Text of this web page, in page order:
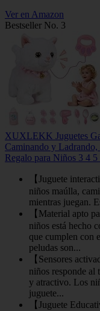
Ver en Amazon
Bestseller No. 3
XUXLEKK Juguetes
Caminando y Ladrando,
Regalo para Niños 3 4
【Juguete
niños maúlla,
mientras juegan.
【Material apto
niños está hecho
que cumplen con
peludas son...
【Sensores
niños responde al
y atractivo. Los
juguete...
【Juguete